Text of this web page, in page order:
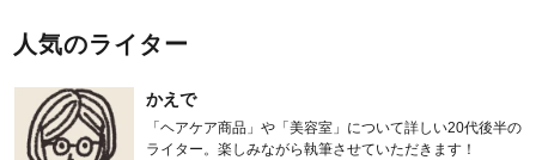
人気のライター
かえで
「ヘアケア商品」や「美容室」について詳しい20代後半の
ライター。楽しみながら執筆させていただきます！